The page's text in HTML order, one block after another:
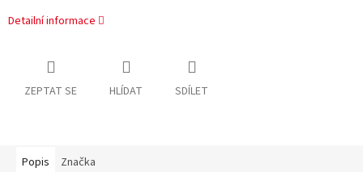
Detailní informace
ZEPTAT SE HLÍDAT SDÍLET
Popis Značka